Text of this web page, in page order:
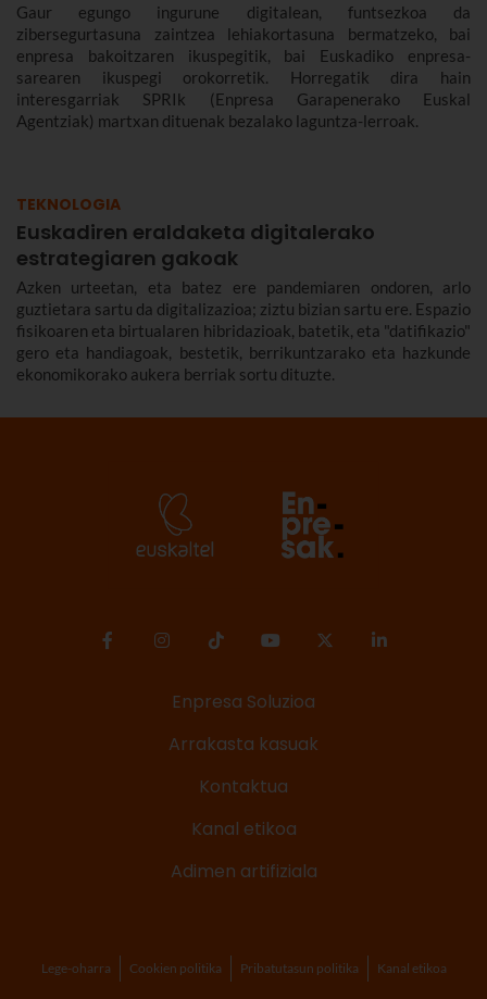
Gaur egungo ingurune digitalean, funtsezkoa da
zibersegurtasuna zaintzea lehiakortasuna bermatzeko, bai
enpresa bakoitzaren ikuspegitik, bai Euskadiko enpresa-
sarearen ikuspegi orokorretik. Horregatik dira hain
interesgarriak SPRIk (Enpresa Garapenerako Euskal
Agentziak) martxan dituenak bezalako laguntza-lerroak.
TEKNOLOGIA
Euskadiren eraldaketa digitalerako
estrategiaren gakoak
Azken urteetan, eta batez ere pandemiaren ondoren, arlo
guztietara sartu da digitalizazioa; ziztu bizian sartu ere. Espazio
fisikoaren eta birtualaren hibridazioak, batetik, eta "datifikazio"
gero eta handiagoak, bestetik, berrikuntzarako eta hazkunde
ekonomikorako aukera berriak sortu dituzte.
Enpresa Soluzioa
Arrakasta kasuak
Kontaktua
Kanal etikoa
Adimen artifiziala
Lege-oharra Cookien politika Pribatutasun politika Kanal etikoa